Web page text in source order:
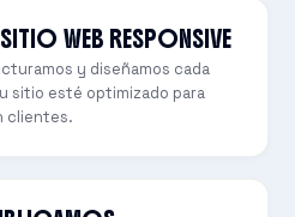
WEB RESPONSIVE
y diseñamos cada
sitio esté optimizado para
clientes.